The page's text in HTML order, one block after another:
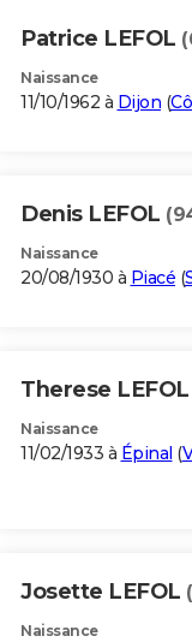
Patrice LEFOL
Naissance
11/10/1962 à Dijon (
Denis LEFOL
Naissance
20/08/1930 à Piacé (
Therese LEFOL
Naissance
11/02/1933 à Épinal (
Josette LEFOL
Naissance